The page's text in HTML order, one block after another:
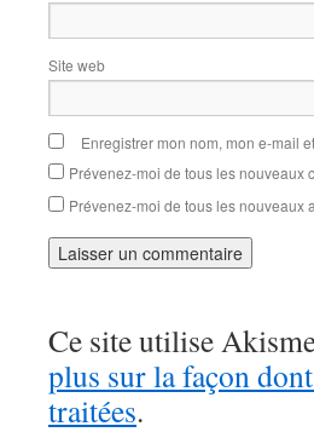
Site web
Enregistrer mon nom, mon e-mail
Prévenez-moi de tous les nouveaux
Prévenez-moi de tous les nouveaux
Ce site utilise
plus sur la façon
traitées.